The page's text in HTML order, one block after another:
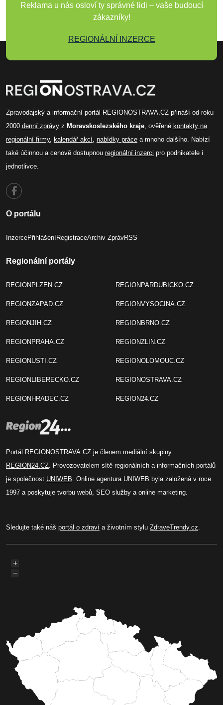
Reklama u nás osloví ty správné lidi – vaše budoucí
zákazníky!
REGIONÁLNÍ INZERCE
Zpravodajský a informační portál REGIONOSTRAVA.CZ přináší od roku
2000 denní zprávy z Moravskoslezského kraje, ověřené kontakty na
regionální firmy, kalendář akcí, nabídky práce a mnoho dalšího. Nabízí
také účinnou a cenově dostupnou regionální inzerci pro podnikatele i
jednotlivce.
O portálu
InzercePřihlášeníRegistraceArchiv ZprávRSS
Regionální portály
REGIONPLZEN.CZ
REGIONZAPAD.CZ
REGIONJIH.CZ
REGIONPRAHA.CZ
REGIONUSTI.CZ
REGIONLIBERECKO.CZ
REGIONHRADEC.CZ
REGIONPARDUBICKO.CZ
REGIONVYSOCINA.CZ
REGIONBRNO.CZ
REGIONZLIN.CZ
REGIONOLOMOUC.CZ
REGIONOSTRAVA.CZ
REGION24.CZ
Portál REGIONOSTRAVA.CZ je členem mediální skupiny
REGION24.CZ. Provozovatelem sítě regionálních a informačních portálů
je společnost UNIWEB. Online agentura UNIWEB byla založená v roce
1997 a poskytuje tvorbu webů, SEO služby a online marketing.
Sledujte také náš portál o zdraví a životním stylu ZdraveTrendy.cz.
+
−